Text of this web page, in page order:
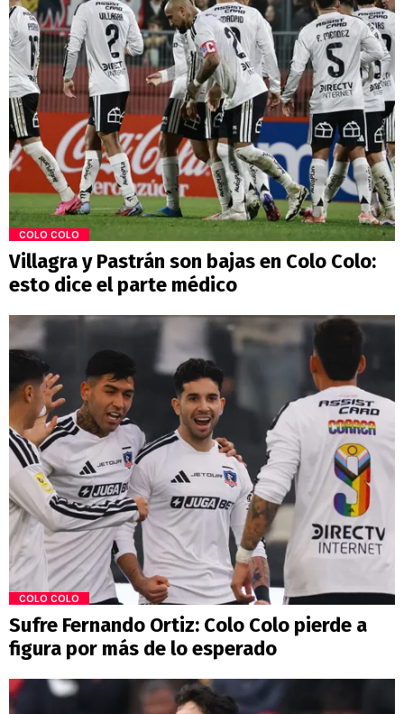
COLO COLO
Villagra y Pastrán son bajas en Colo Colo:
esto dice el parte médico
COLO COLO
Sufre Fernando Ortiz: Colo Colo pierde a
figura por más de lo esperado